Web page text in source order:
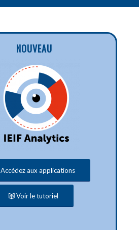
NOUVEAU
Accédez aux applications
Voir le tutoriel